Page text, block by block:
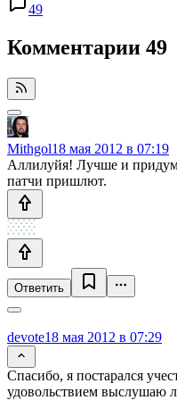
49
Комментарии 49
Mithgol18 мая 2012 в 07:19
Аллилуйя! Лучше и
патчи пришлют.
Ответить
devote18 мая 2012 в 07:29
Спасибо, я постарался
удовольствием выслушаю